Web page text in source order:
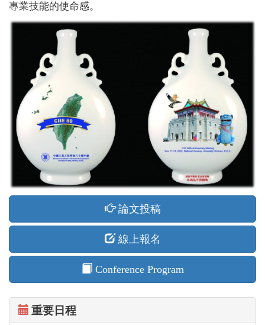
專業技能的使命感。
論文投稿
線上報名
Conference Program
重要日程